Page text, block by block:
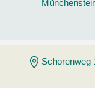
Schorenweg